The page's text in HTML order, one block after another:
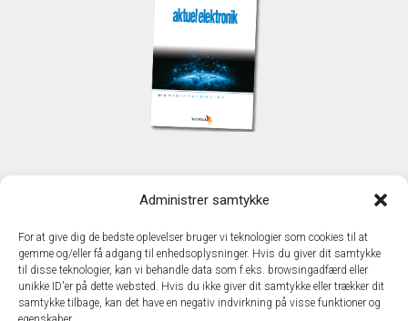
Administrer samtykke
For at give dig de bedste oplevelser bruger vi teknologier som cookies til at
gemme og/eller få adgang til enhedsoplysninger. Hvis du giver dit samtykke
til disse teknologier, kan vi behandle data som f.eks. browsingadfærd eller
unikke ID'er på dette websted. Hvis du ikke giver dit samtykke eller trækker dit
samtykke tilbage, kan det have en negativ indvirkning på visse funktioner og
TechMedia A/S
DK - 2600 Glostrup
www.techmedia.dk
Telefon: +45 43 24 26 28
E-mail:info@techmedia.dk